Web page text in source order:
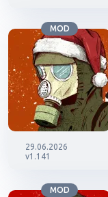
MOD
29.06.2026
v1.141
MOD